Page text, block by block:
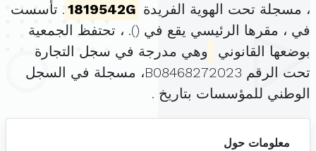
، مسجلة تحت الهوية الفريدة 1819542G . تأسست
في ، مقرها الرئيسي يقع في (). ، تحتفظ الجمعية
بوضعها القانوني
وهي مدرجة في سجل التجارة
تحت الرقم B08468272023، مسجلة في السجل
الوطني للمؤسسات بتاريخ .
معلومات حول